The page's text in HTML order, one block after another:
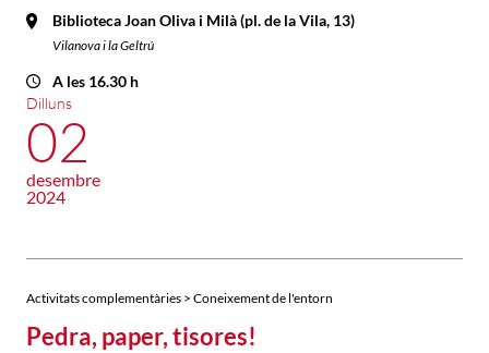
Biblioteca Joan Oliva i Milà (pl. de la Vila, 13)
Vilanova i la Geltrú
A les 16.30 h
Dilluns
02
desembre
2024
Activitats complementàries > Coneixement de l'entorn
Pedra, paper, tisores!